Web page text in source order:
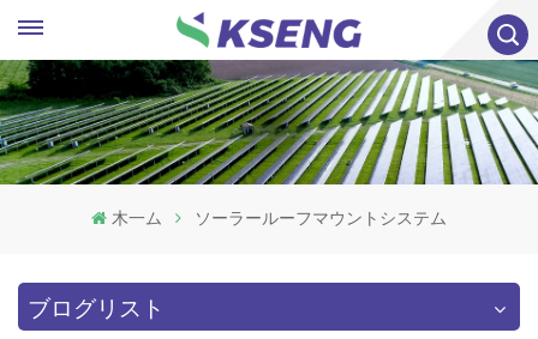
木一ム ソーラールーフマウントシステム
ブログリスト